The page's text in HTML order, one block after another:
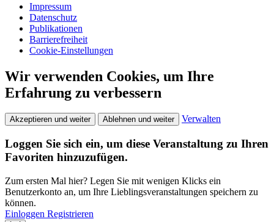
Impressum
Datenschutz
Publikationen
Barrierefreiheit
Cookie-Einstellungen
Wir verwenden Cookies, um Ihre
Erfahrung zu verbessern
Akzeptieren und weiter Ablehnen und weiter Verwalten
Loggen Sie sich ein, um diese Veranstaltung zu Ihren
Favoriten hinzuzufügen.
Zum ersten Mal hier? Legen Sie mit wenigen Klicks ein
Benutzerkonto an, um Ihre Lieblingsveranstaltungen speichern zu
können.
Einloggen Registrieren